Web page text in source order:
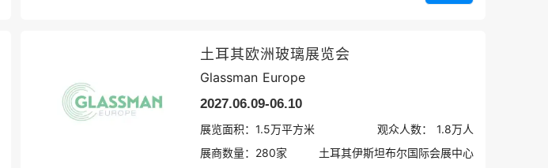
土耳其欧洲玻璃展览会
Glassman Europe
2027.06.09-06.10
展览面积： 1.5万平方米 观众人数： 1.8万人
展商数量： 280家 土耳其伊斯坦布尔国际会展中心